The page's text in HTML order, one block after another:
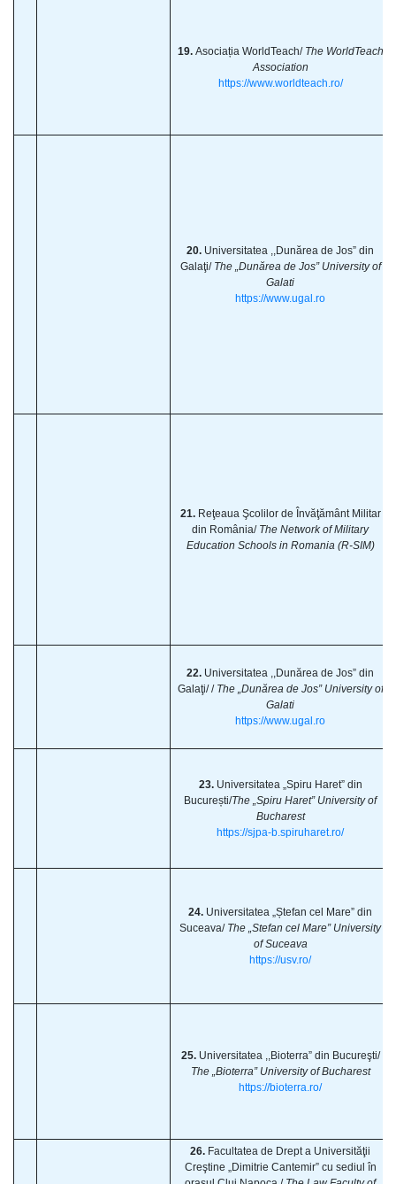
19. Asociația WorldTeach/ The WorldTeach
Association
https://www.worldteach.ro/
20. Universitatea ,,Dunărea de Jos” din
Galaţi/ The „Dunărea de Jos” University of
Galati
https://www.ugal.ro
21. Reţeaua Şcolilor de Învăţământ Militar
din România/ The Network of Military
Education Schools in Romania (R-SIM)
22. Universitatea ,,Dunărea de Jos” din
Galaţi/ / The „Dunărea de Jos” University of
Galati
https://www.ugal.ro
23. Universitatea „Spiru Haret” din
București/The „Spiru Haret” University of
Bucharest
https://sjpa-b.spiruharet.ro/
24. Universitatea „Ștefan cel Mare” din
Suceava/The „Stefan cel Mare” University
of Suceava
https://usv.ro/
25. Universitatea ,,Bioterra” din Bucureşti/
The „Bioterra” University of Bucharest
https://bioterra.ro/
26. Facultatea de Drept a Universităţii
Creştine „Dimitrie Cantemir” cu sediul în